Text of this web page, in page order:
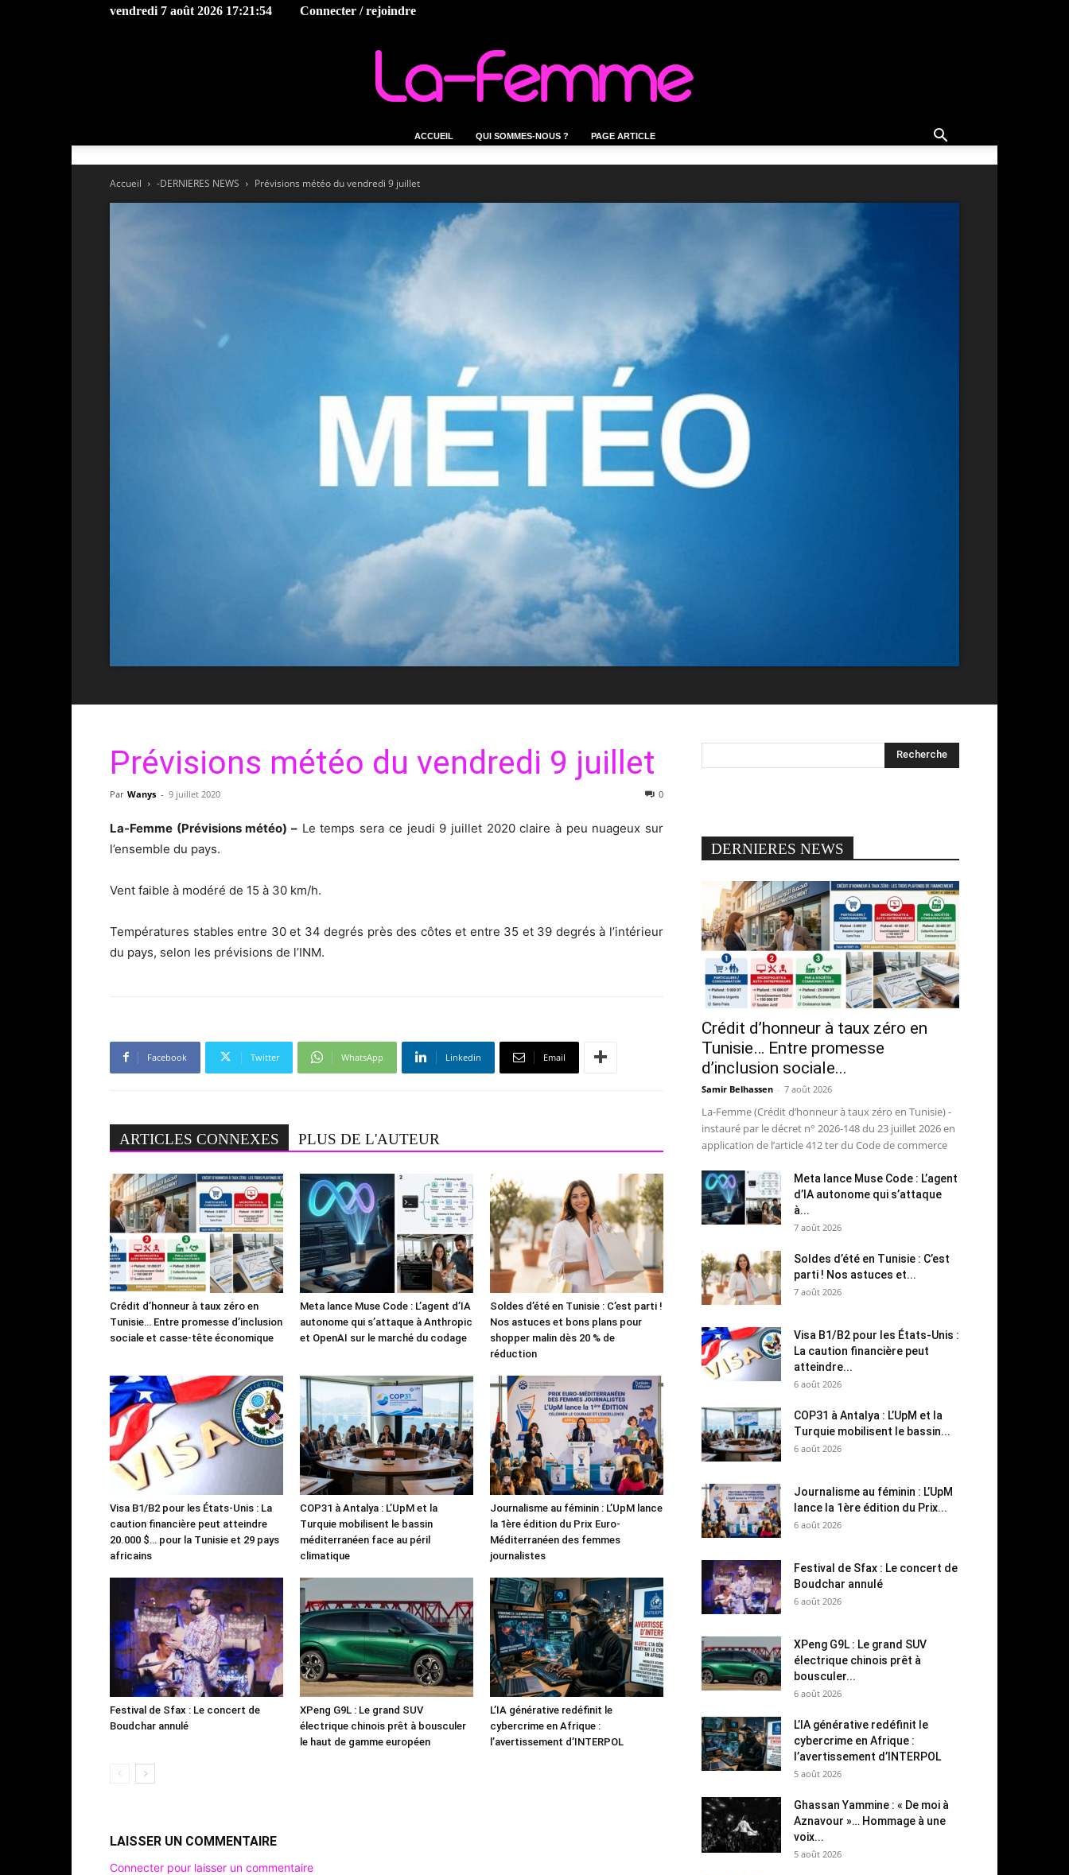
vendredi 7 août 2026 17:21:54 Connecter / rejoindre
ACCUEIL QUI SOMMES-NOUS ? PAGE ARTICLE
Accueil -DERNIERES NEWS Prévisions météo du vendredi 9 juillet
Prévisions météo du vendredi 9 juillet
Par Wanys - 9 juillet 2020 0
La-Femme (Prévisions météo) – Le temps sera ce jeudi 9 juillet 2020 claire à peu nuageux sur
l’ensemble du pays.
Vent faible à modéré de 15 à 30 km/h.
Températures stables entre 30 et 34 degrés près des côtes et entre 35 et 39 degrés à l’intérieur
du pays, selon les prévisions de l’INM.
Facebook Twitter WhatsApp Linkedin Email
ARTICLES CONNEXES PLUS DE L'AUTEUR
Crédit d’honneur à taux zéro en
Tunisie… Entre promesse d’inclusion
sociale et casse-tête économique
Meta lance Muse Code : L’agent d’IA
autonome qui s’attaque à Anthropic
et OpenAI sur le marché du codage
Soldes d’été en Tunisie : C’est parti !
Nos astuces et bons plans pour
shopper malin dès 20 % de
réduction
Visa B1/B2 pour les États-Unis : La
caution financière peut atteindre
20.000 $… pour la Tunisie et 29 pays
africains
COP31 à Antalya : L’UpM et la
Turquie mobilisent le bassin
méditerranéen face au péril
climatique
Journalisme au féminin : L’UpM lance
la 1ère édition du Prix Euro-
Méditerranéen des femmes
journalistes
Festival de Sfax : Le concert de
Boudchar annulé
XPeng G9L : Le grand SUV
électrique chinois prêt à bousculer
le haut de gamme européen
L’IA générative redéfinit le
cybercrime en Afrique :
l’avertissement d’INTERPOL
LAISSER UN COMMENTAIRE
Connecter pour laisser un commentaire
DERNIERES NEWS
Crédit d’honneur à taux zéro en
Tunisie… Entre promesse
d’inclusion sociale...
Samir Belhassen - 7 août 2026
La-Femme (Crédit d’honneur à taux zéro en Tunisie) -
instauré par le décret n° 2026-148 du 23 juillet 2026 en
application de l’article 412 ter du Code de commerce
Meta lance Muse Code : L’agent
d’IA autonome qui s’attaque
à...
7 août 2026
Soldes d’été en Tunisie : C’est
parti ! Nos astuces et...
7 août 2026
Visa B1/B2 pour les États-Unis :
La caution financière peut
atteindre...
6 août 2026
COP31 à Antalya : L’UpM et la
Turquie mobilisent le bassin...
6 août 2026
Journalisme au féminin : L’UpM
lance la 1ère édition du Prix...
6 août 2026
Festival de Sfax : Le concert de
Boudchar annulé
6 août 2026
XPeng G9L : Le grand SUV
électrique chinois prêt à
bousculer...
6 août 2026
L’IA générative redéfinit le
cybercrime en Afrique :
l’avertissement d’INTERPOL
5 août 2026
Ghassan Yammine : « De moi à
Aznavour »… Hommage à une
voix...
5 août 2026